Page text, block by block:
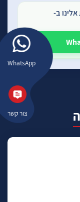
WhatsApp
צור קשר
ב-